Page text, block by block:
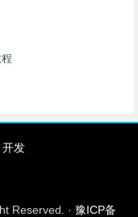
开发
Reserved. · 豫ICP备